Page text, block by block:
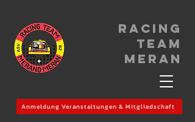
Racing
Team
meran
Anmeldung Veranstaltungen & Mitgliedschaft